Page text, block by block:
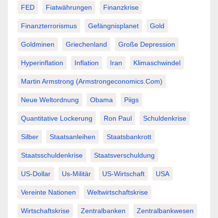
FED Fiatwährungen Finanzkrise
Finanzterrorismus Gefängnisplanet Gold
Goldminen Griechenland Große Depression
Hyperinflation Inflation Iran Klimaschwindel
Martin Armstrong (Armstrongeconomics.com)
Neue Weltordnung Obama Piigs
Quantitative Lockerung Ron Paul Schuldenkrise
Silber Staatsanleihen Staatsbankrott
Staatsschuldenkrise Staatsverschuldung
US-Dollar Us-Militär US-Wirtschaft USA
Vereinte Nationen Weltwirtschaftskrise
Wirtschaftskrise Zentralbanken Zentralbankwesen